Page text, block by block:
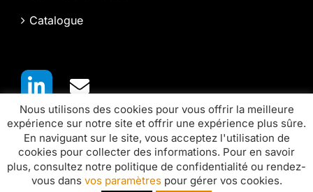
Catalogue
Nous utilisons des cookies pour vous offrir la meilleure
expérience sur notre site et offrir une expérience plus sûre.
En naviguant sur le site, vous acceptez l'utilisation de
cookies pour collecter des informations. Pour en savoir
plus, consultez notre politique de confidentialité ou rendez-
vous dans vos paramètrespour gérer vos cookies.